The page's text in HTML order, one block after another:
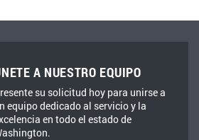
A NUESTRO EQUIPO
su solicitud hoy para unirse a
equipo dedicado al servicio y la
en todo el estado de